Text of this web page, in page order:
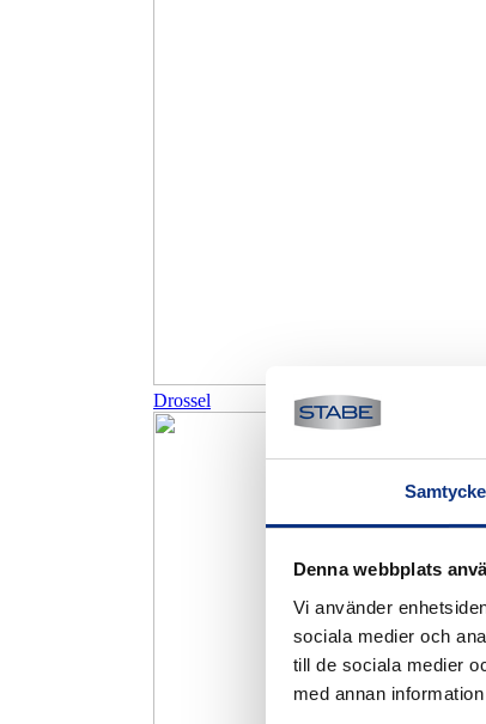
Samtycke
Denna webbplats
Vi använder
sociala medier och
till de sociala medier
med annan
Drossel